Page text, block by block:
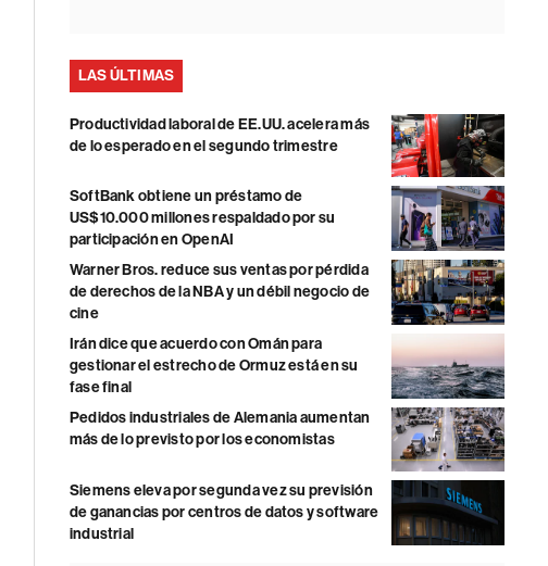
LAS ÚLTIMAS
Productividad laboral de EE.UU. acelera más
de lo esperado en el segundo trimestre
SoftBank obtiene un préstamo de
US$10.000 millones respaldado por su
participación en OpenAI
Warner Bros. reduce sus ventas por pérdida
de derechos de la NBA y un débil negocio de
cine
Irán dice que acuerdo con Omán para
gestionar el estrecho de Ormuz está en su
fase final
Pedidos industriales de Alemania aumentan
más de lo previsto por los economistas
Siemens eleva por segunda vez su previsión
de ganancias por centros de datos y software
industrial